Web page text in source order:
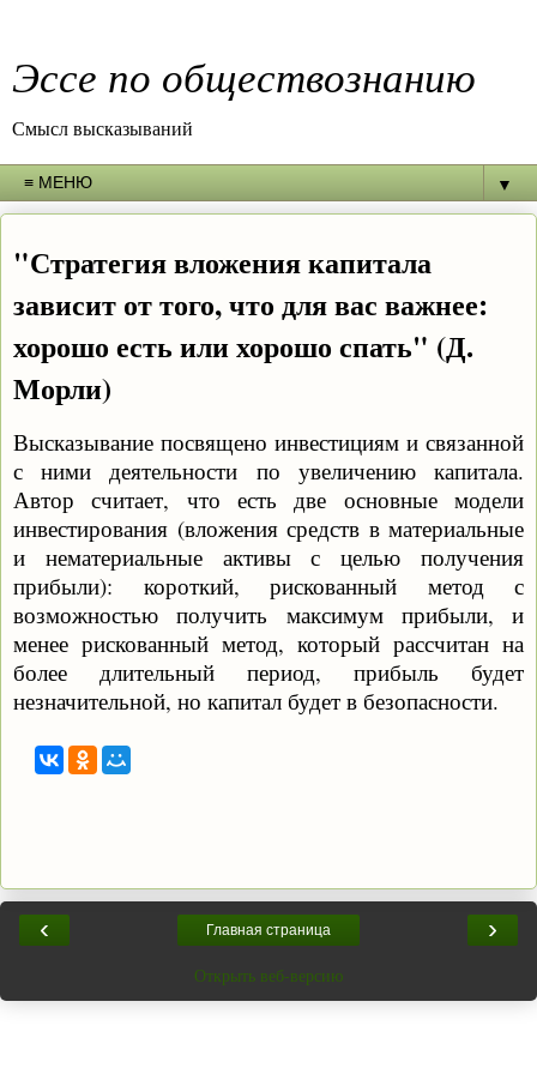
Эссе по обществознанию
Смысл высказываний
▼
"Стратегия вложения капитала
зависит от того, что для вас важнее:
хорошо есть или хорошо спать" (Д.
Морли)
Высказывание посвящено инвестициям и связанной
с ними деятельности по увеличению капитала.
Автор считает, что есть две основные модели
инвестирования (вложения средств в материальные
и нематериальные активы с целью получения
прибыли): короткий, рискованный метод с
возможностью получить максимум прибыли, и
менее рискованный метод, который рассчитан на
более длительный период, прибыль будет
незначительной, но капитал будет в безопасности.
‹ ›
Главная страница
Открыть веб-версию